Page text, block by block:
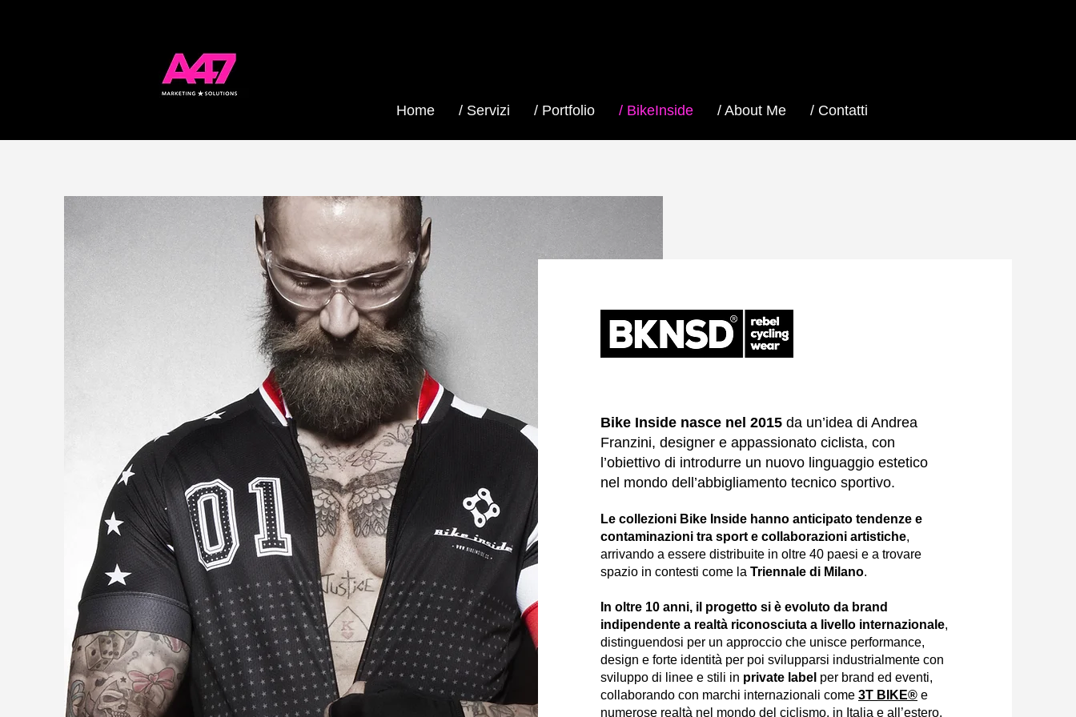
Home / Servizi / Portfolio / BikeInside / About Me / Contatti
Bike Inside nasce nel 2015 da un’idea di Andrea
Franzini, designer e appassionato ciclista, con
l’obiettivo di introdurre un nuovo linguaggio estetico
nel mondo dell’abbigliamento tecnico sportivo.
Le collezioni Bike Inside hanno anticipato tendenze e
contaminazioni tra sport e collaborazioni artistiche,
arrivando a essere distribuite in oltre 40 paesi e a trovare
spazio in contesti come la Triennale di Milano.
In oltre 10 anni, il progetto si è evoluto da brand
indipendente a realtà riconosciuta a livello internazionale,
distinguendosi per un approccio che unisce performance,
design e forte identità per poi svilupparsi industrialmente con
sviluppo di linee e stili in private label per brand ed eventi,
collaborando con marchi internazionali come 3T BIKE® e
numerose realtà nel mondo del ciclismo, in Italia e all’estero.